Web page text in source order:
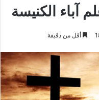
آباء الكنيسة
أقل من دقيقة